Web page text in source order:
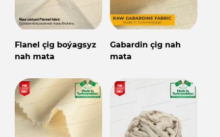
Flanel çig boýagsyz
nah mata
Gabardin çig nah
mata